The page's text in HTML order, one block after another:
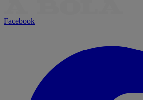
Facebook